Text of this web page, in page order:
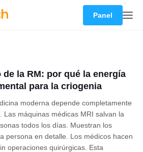
Panel
la RM: por qué la energía
para la criogenia
moderna depende completamente
Las máquinas médicas MRI salvan la
todos los días. Muestran los
persona en detalle. Los médicos hacen
operaciones quirúrgicas. Esta